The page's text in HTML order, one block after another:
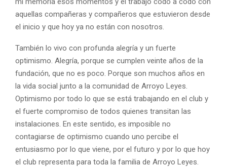
aquellas compañeras y compañeros que estuvieron desde
el inicio y que hoy ya no están con nosotros.
También lo vivo con profunda alegría y un fuerte
optimismo. Alegría, porque se cumplen veinte años de la
fundación, que no es poco. Porque son muchos años en
la vida social junto a la comunidad de Arroyo Leyes.
Optimismo por todo lo que se está trabajando en el club y
el fuerte compromiso de todos quienes transitan las
instalaciones. En este sentido, es imposible no
contagiarse de optimismo cuando uno percibe el
entusiasmo por lo que viene, por el futuro y por lo que hoy
el club representa para toda la familia de Arroyo Leyes.